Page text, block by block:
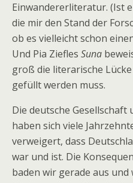
Einwandererliteratur. (Ist
die mir den Stand der
ob es vielleicht schon
Und Pia Ziefles Suna
groß die literarische
gefüllt werden muss.
Die deutsche
haben sich viele
verweigert, dass
war und ist. Die
baden wir gerade aus